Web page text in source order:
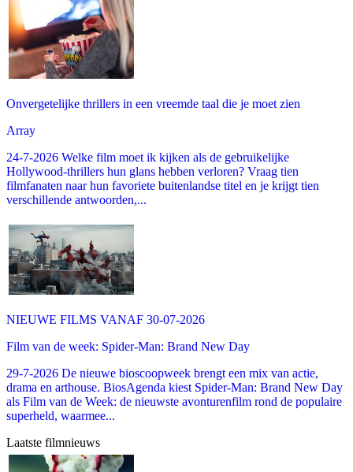
Onvergetelijke thrillers in een vreemde taal die je moet zien
Array
24-7-2026 Welke film moet ik kijken als de gebruikelijke
Hollywood-thrillers hun glans hebben verloren? Vraag tien
filmfanaten naar hun favoriete buitenlandse titel en je krijgt tien
verschillende antwoorden,...
NIEUWE FILMS VANAF 30-07-2026
Film van de week: Spider-Man: Brand New Day
29-7-2026 De nieuwe bioscoopweek brengt een mix van actie,
drama en arthouse. BiosAgenda kiest Spider-Man: Brand New Day
als Film van de Week: de nieuwste avonturenfilm rond de populaire
superheld, waarmee...
Laatste filmnieuws